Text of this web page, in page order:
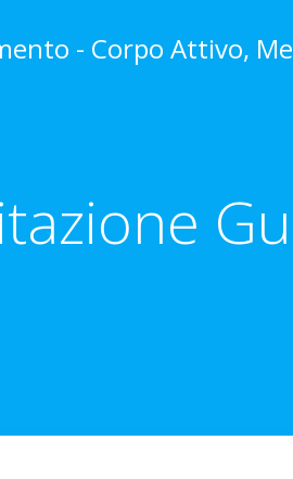
- Corpo Attivo,